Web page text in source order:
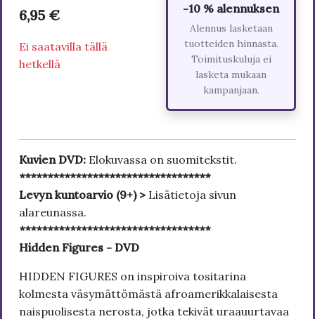
6,95 €
Ei saatavilla tällä
hetkellä
-10 % alennuksen
Alennus lasketaan
tuotteiden hinnasta.
Toimituskuluja ei
lasketa mukaan
kampanjaan.
Kuvien DVD: Elokuvassa on suomitekstit.
**********************************
Levyn kuntoarvio (9+) > Lisätietoja sivun
alareunassa.
**********************************
Hidden Figures - DVD
HIDDEN FIGURES on inspiroiva tositarina
kolmesta väsymättömästä afroamerikkalaisesta
naispuolisesta nerosta, jotka tekivät uraauurtavaa